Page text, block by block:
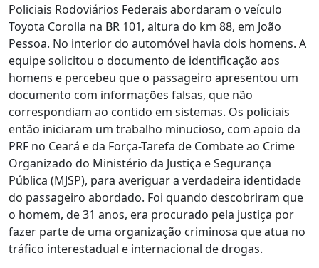
Policiais Rodoviários Federais abordaram o veículo
Toyota Corolla na BR 101, altura do km 88, em João
Pessoa. No interior do automóvel havia dois homens. A
equipe solicitou o documento de identificação aos
homens e percebeu que o passageiro apresentou um
documento com informações falsas, que não
correspondiam ao contido em sistemas. Os policiais
então iniciaram um trabalho minucioso, com apoio da
PRF no Ceará e da Força-Tarefa de Combate ao Crime
Organizado do Ministério da Justiça e Segurança
Pública (MJSP), para averiguar a verdadeira identidade
do passageiro abordado. Foi quando descobriram que
o homem, de 31 anos, era procurado pela justiça por
fazer parte de uma organização criminosa que atua no
tráfico interestadual e internacional de drogas.